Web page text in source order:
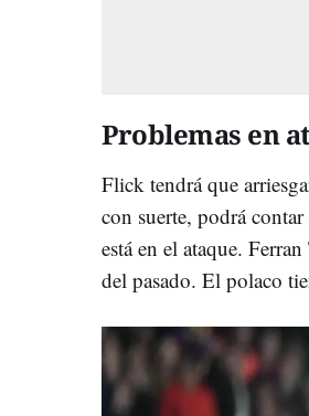
Problemas en
Flick tendrá que
con suerte, podrá contar
está en el ataque.
del pasado. El polaco